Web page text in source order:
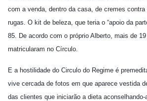
com a venda, dentro da casa, de cremes
rugas. O kit de beleza, que teria o “apoio da
85. De acordo com o próprio Alberto, mais de
matricularam no Círculo.
E a hostilidade do Circulo do Regime é
vive cercada de fotos em que aparece vestida
das clientes que iniciarão a dieta